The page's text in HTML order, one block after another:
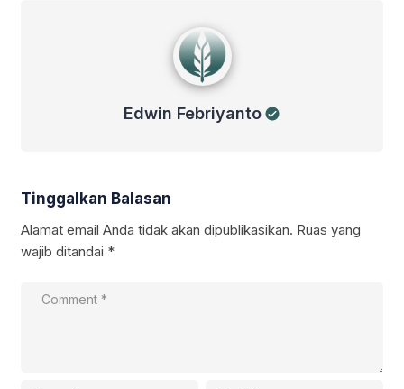
Edwin Febriyanto
Tinggalkan Balasan
Alamat email Anda tidak akan dipublikasikan. Ruas yang
wajib ditandai *